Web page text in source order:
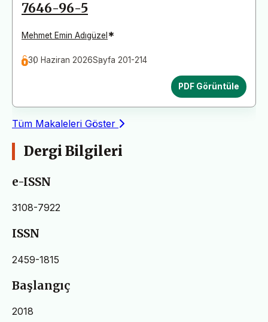
7646-96-5
Mehmet Emin Adıgüzel *
30 Haziran 2026Sayfa 201-214
PDF Görüntüle
Tüm Makaleleri Göster
Dergi Bilgileri
e-ISSN
3108-7922
ISSN
2459-1815
Başlangıç
2018